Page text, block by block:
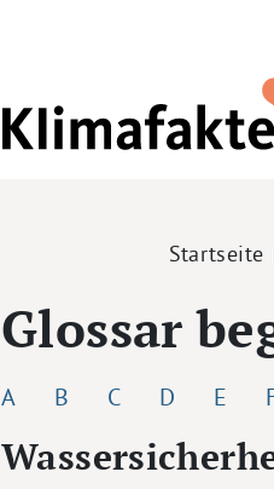
Pfadnavigation
Startseite
Glossar
A B C D E